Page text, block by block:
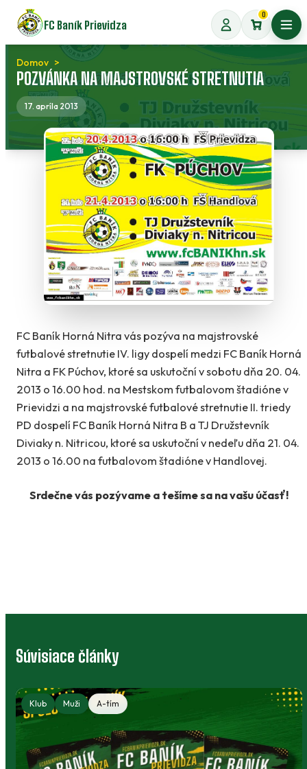
Preskočiť
na
obsah
FC Baník Prievidza
0
Domov
POZVÁNKA NA MAJSTROVSKÉ STRETNUTIA
17. apríla 2013
FC Baník Horná Nitra vás pozýva na majstrovské
futbalové stretnutie IV. ligy dospelí medzi FC Baník Horná
Nitra a FK Púchov, ktoré sa uskutoční v sobotu dňa 20. 04.
2013 o 16.00 hod. na Mestskom futbalovom štadióne v
Prievidzi a na majstrovské futbalové stretnutie II. triedy
PD dospelí FC Baník Horná Nitra B a TJ Družstevník
Diviaky n. Nitricou, ktoré sa uskutoční v nedeľu dňa 21. 04.
2013 o 16.00 na futbalovom štadióne v Handlovej.
Srdečne vás pozývame a tešíme sa na vašu účasť!
Súvisiace články
Klub Muži A-tím